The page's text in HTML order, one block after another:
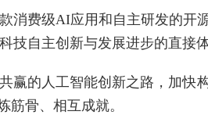
消费级AI应用和自主研发的开
自主创新与发展进步的直接体
的人工智能创新之路，加快
筋骨、相互成就。